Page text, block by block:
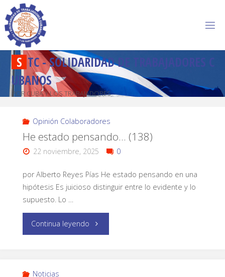
S TC-SOLIDARIDADD R A BAJADORES C
U BANOS
POR CUBA Y LOS TRABAJADORES
Opinión Colaboradores
He estado pensando… (138)
22 noviembre, 2025 0
por Alberto Reyes Pías He estado pensando en una
hipótesis Es juicioso distinguir entre lo evidente y lo
supuesto. Lo …
Continua leyendo
Noticias